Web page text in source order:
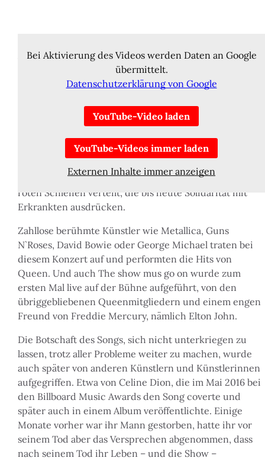
Bei Aktivierung des Videos werden Daten an Google
übermittelt.
Datenschutzerklärung von Google
YouTube-Video laden
YouTube-Videos immer laden
Externen Inhalte immer anzeigen
Awareness
veranstalteten die Mitglieder von Queen 1992 ein
Open-Air-Benefiz-Konzert. Es fand am 20. April 1992
im Londoner Wembley-Stadion statt und wurde in
Ziel dieses Konzertes war es, das Bewusstsein für AIDS
zu stärken und Gelder für den neu
gegründetenMercury Phoenix Trust, eine
zu sammeln. Erstmals wurden dabei in Europa auch die
roten Schleifen verteilt, die bis heute Solidarität mit
Erkrankten ausdrücken.
Zahllose berühmte Künstler wie Metallica, Guns
N`Roses, David Bowie oder George Michael traten bei
diesem Konzert auf und performten die Hits von
Queen. Und auch The show mus go on wurde zum
ersten Mal live auf der Bühne aufgeführt, von den
übriggebliebenen Queenmitgliedern und einem engen
Freund von Freddie Mercury, nämlich Elton John.
Die Botschaft des Songs, sich nicht unterkriegen zu
lassen, trotz aller Probleme weiter zu machen, wurde
auch später von anderen Künstlern und Künstlerinnen
aufgegriffen. Etwa von Celine Dion, die im Mai 2016 bei
den Billboard Music Awards den Song coverte und
später auch in einem Album veröffentlichte. Einige
Monate vorher war ihr Mann gestorben, hatte ihr vor
seinem Tod aber das Versprechen abgenommen, dass
nach seinem Tod ihr Leben – und die Show –